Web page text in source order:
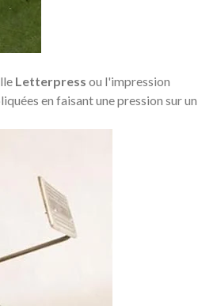
Letterpress ou l'impression
en faisant une pression sur un